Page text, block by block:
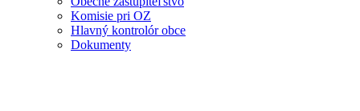
Komisie pri OZ
Hlavný kontrolór obce
Dokumenty